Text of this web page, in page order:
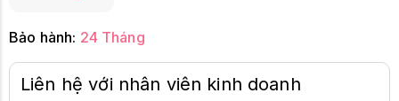
Bảo hành: 24 Tháng
Liên hệ với nhân viên kinh doanh